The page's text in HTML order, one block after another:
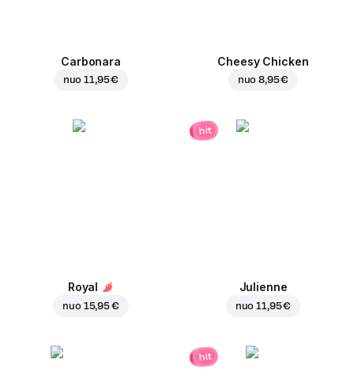
Carbonara
nuo11,95 €
Cheesy Chicken
nuo8,95 €
Royal
nuo 15,95 €
hit
Julienne
nuo11,95 €
hit